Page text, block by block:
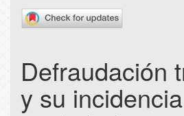
Defraudación
y su